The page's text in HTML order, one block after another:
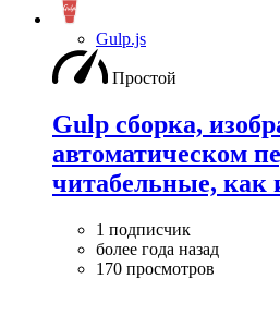
Gulp.js
Простой
Gulp сборка,
автоматическом
читабельные, как
1 подписчик
более года назад
170 просмотров